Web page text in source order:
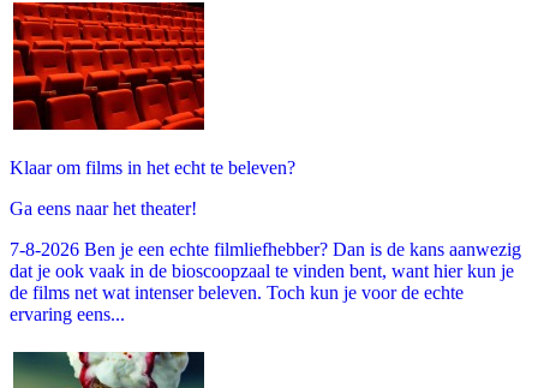
Klaar om films in het echt te beleven?
Ga eens naar het theater!
7-8-2026 Ben je een echte filmliefhebber? Dan is de kans aanwezig
dat je ook vaak in de bioscoopzaal te vinden bent, want hier kun je
de films net wat intenser beleven. Toch kun je voor de echte
ervaring eens...